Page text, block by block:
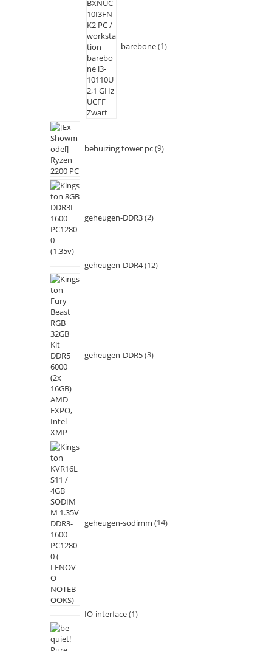
barebone 1
behuizing tower pc 9
geheugen-DDR3 2
geheugen-DDR4 12
geheugen-DDR5 3
geheugen-sodimm 14
IO-interface 1